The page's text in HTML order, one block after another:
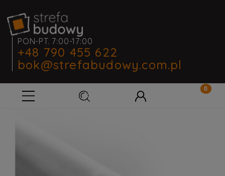
PON-PT. 7:00-17:00
+48 790 455 622
bok@strefabudowy.com.pl